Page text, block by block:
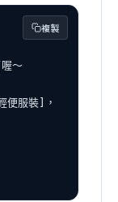
～
便服裝]，
複製